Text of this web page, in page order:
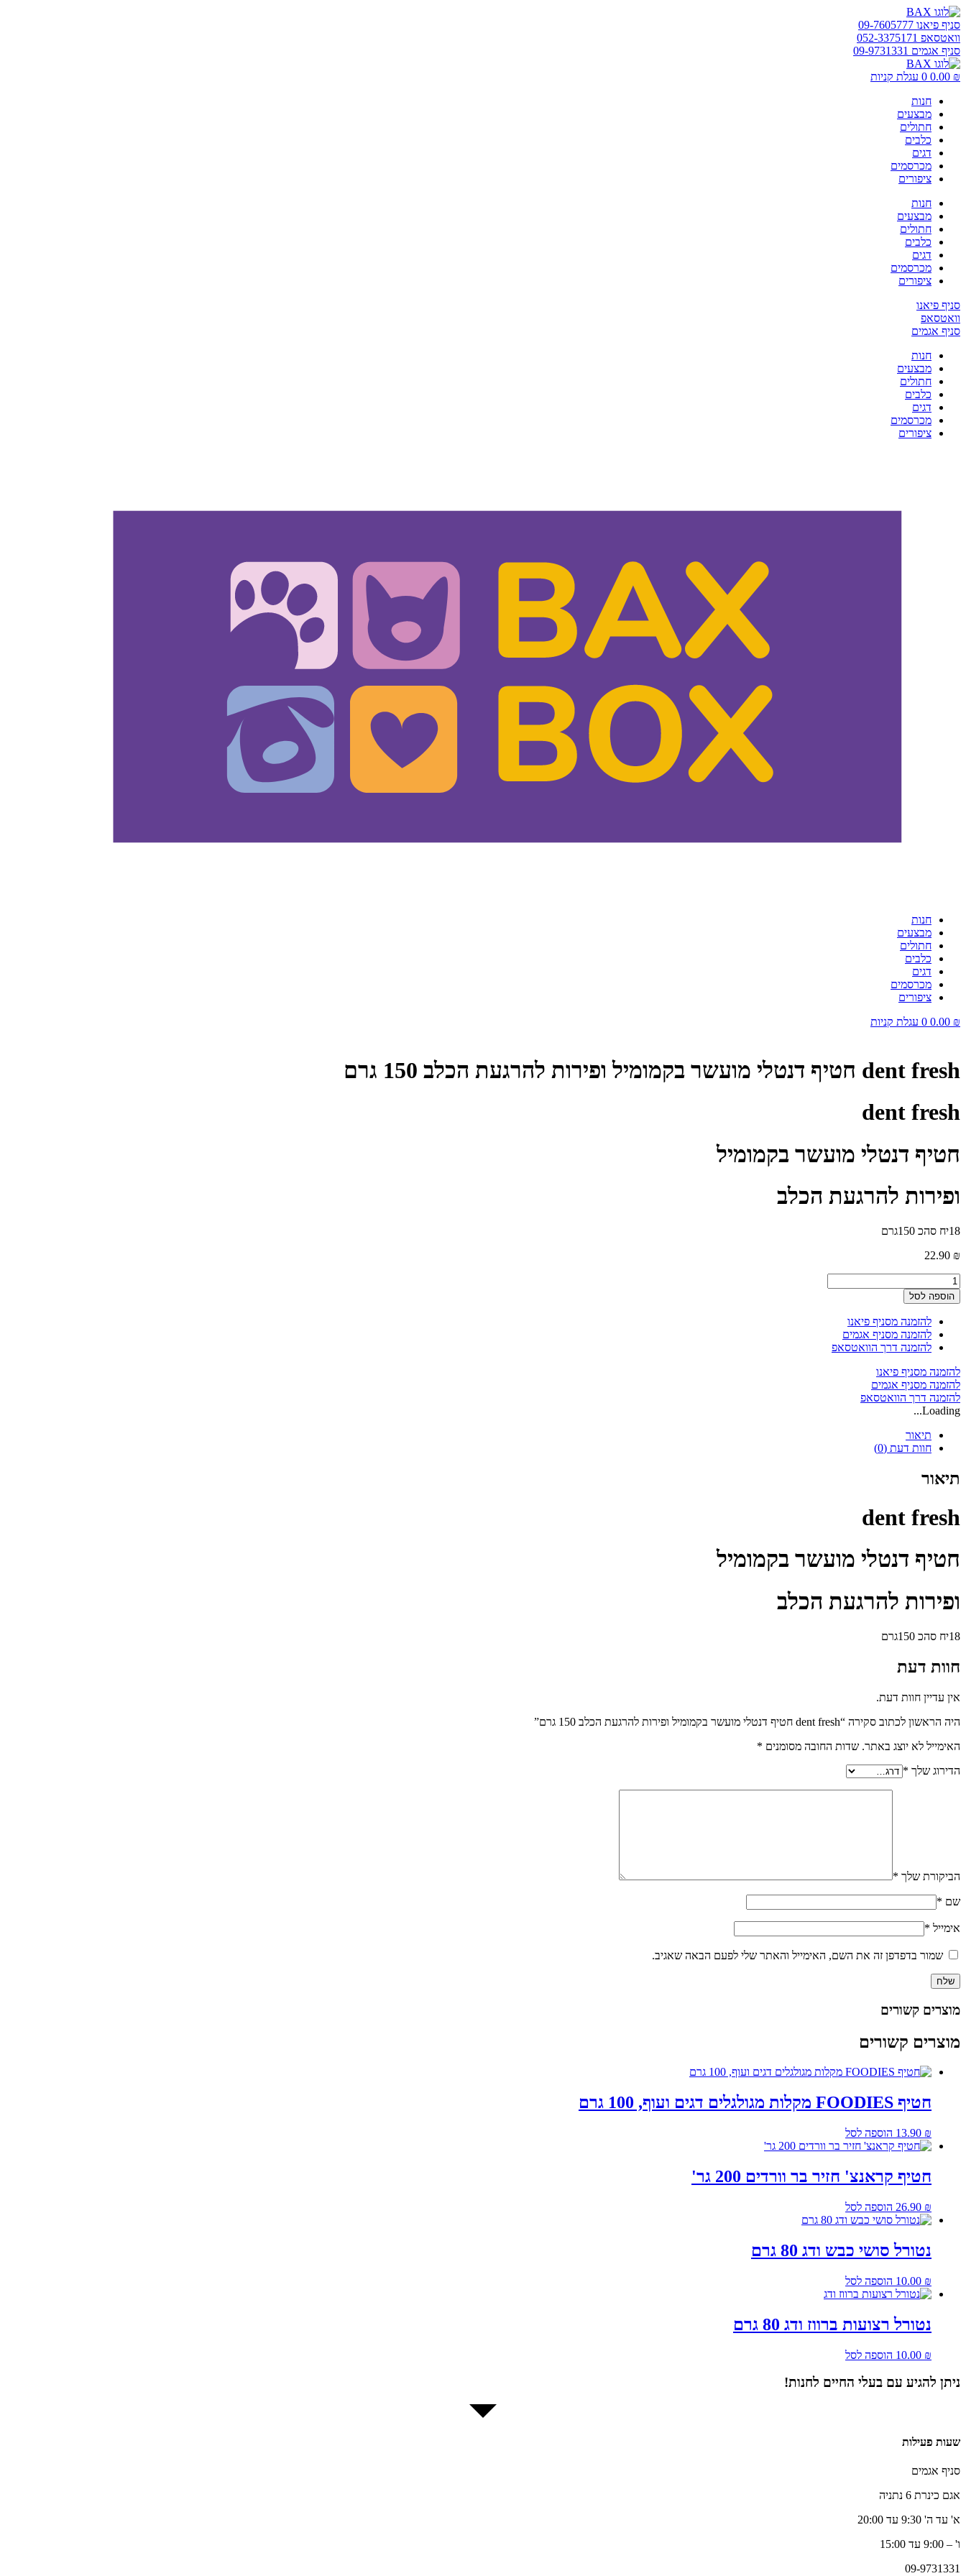
דלג
לתוכן
סניף פיאנו 09-7605777
וואטסאפ 052-3375171
סניף אגמים 09-9731331
0.00 ₪
0 עגלת קניות
חנות
מבצעים
חתולים
כלבים
דגים
מכרסמים
ציפורים
חנות
מבצעים
חתולים
כלבים
דגים
מכרסמים
ציפורים
סניף פיאנו
וואטסאפ
סניף אגמים
חנות
מבצעים
חתולים
כלבים
דגים
מכרסמים
ציפורים
חנות
מבצעים
חתולים
כלבים
דגים
מכרסמים
ציפורים
0.00 ₪
0 עגלת קניות
dent fresh חטיף דנטלי מועשר בקמומיל ופירות להרגעת הכלב 150 גרם
dent fresh
חטיף דנטלי מועשר בקמומיל
ופירות להרגעת הכלב
18יח סהכ 150גרם
22.90 ₪
כמות
של
dent
fresh
חטיף
דנטלי
בקמומיל
ופירות
להרגעת
הכלב
הוספה לסל
להזמנה מסניף פיאנו
להזמנה מסניף אגמים
להזמנה דרך הוואטסאפ
להזמנה מסניף פיאנו
להזמנה מסניף אגמים
להזמנה דרך הוואטסאפ
Loading...
תיאור
חוות דעת (0)
תיאור
dent fresh
חטיף דנטלי מועשר בקמומיל
ופירות להרגעת הכלב
18יח סהכ 150גרם
חוות דעת
אין עדיין חוות דעת.
היה הראשון לכתוב סקירה “dent fresh חטיף דנטלי מועשר בקמומיל ופירות להרגעת הכלב 150 גרם”
האימייל לא יוצג באתר. שדות החובה מסומנים *
הדירוג שלך *
הביקורת שלך *
שם *
אימייל *
שמור בדפדפן זה את השם, האימייל והאתר שלי לפעם הבאה שאגיב.
מוצרים קשורים
מוצרים קשורים
חטיף FOODIES מקלות מגולגלים דגים ועוף, 100 גרם
13.90 ₪ הוספה לסל
חטיף קראנצ' חזיר בר וורדים 200 גר'
26.90 ₪ הוספה לסל
נטורל סושי כבש ודג 80 גרם
10.00 ₪ הוספה לסל
נטורל רצועות ברווז ודג 80 גרם
10.00 ₪ הוספה לסל
ניתן להגיע עם בעלי החיים לחנות!
שעות פעילות
סניף אגמים
אגם כינרת 6 נתניה
א' עד ה' 9:30 עד 20:00
ו' – 9:00 עד 15:00
09-9731331